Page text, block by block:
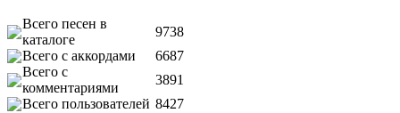
Всего песен в
каталоге
9738
Всего с аккордами
6687
Всего с
комментариями
3891
Всего пользователей 8427